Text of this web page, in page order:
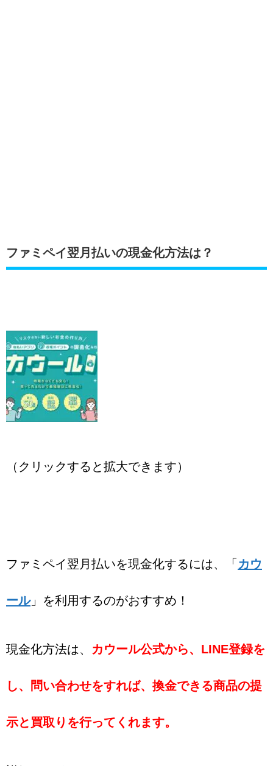
ファミペイ翌月払いの現金化方法は？
（クリックすると拡大できます）
ファミペイ翌月払いを現金化するには、「 カウ
ール」を利用するのがおすすめ！
現金化方法は、 カウール公式から、LINE登録を
し、問い合わせをすれば、換金できる商品の提
示と買取りを行ってくれます。